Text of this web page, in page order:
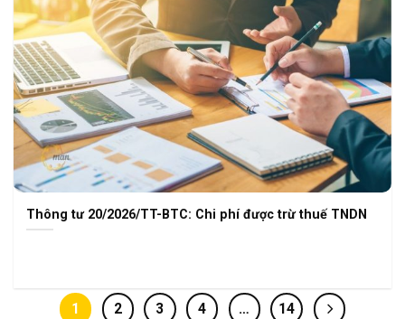
Thông tư 20/2026/TT-BTC: Chi phí được trừ thuế TNDN
1 2 3 4 … 14